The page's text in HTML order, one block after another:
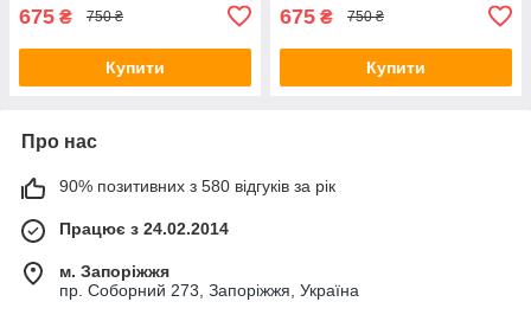
675 ₴ 750 ₴
Купити
675 ₴ 750 ₴
Купити
Про нас
90% позитивних з 580 відгуків за рік
Працює з 24.02.2014
м. Запоріжжя
пр. Соборний 273, Запоріжжя, Україна